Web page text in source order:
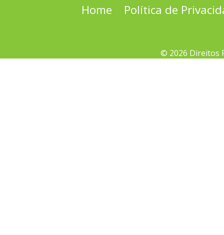
Home Política de
© 2026 Direitos